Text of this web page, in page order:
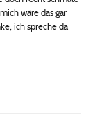
wäre das gar
ich spreche da